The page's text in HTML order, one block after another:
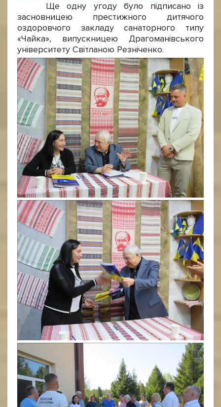
Ще одну угоду було підписано із
засновницею престижного дитячого
оздоровчого закладу санаторного типу
«Чайка», випускницею Драгоманівського
університету Світланою Резніченко.